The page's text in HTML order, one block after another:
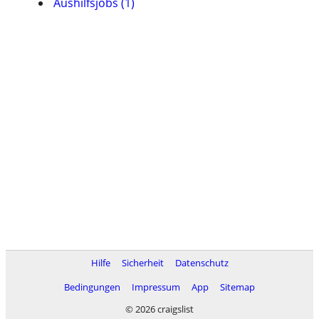
Hilfe Sicherheit
Datenschutz
Bedingungen
Impressum App
Sitemap
© 2026 craigslist